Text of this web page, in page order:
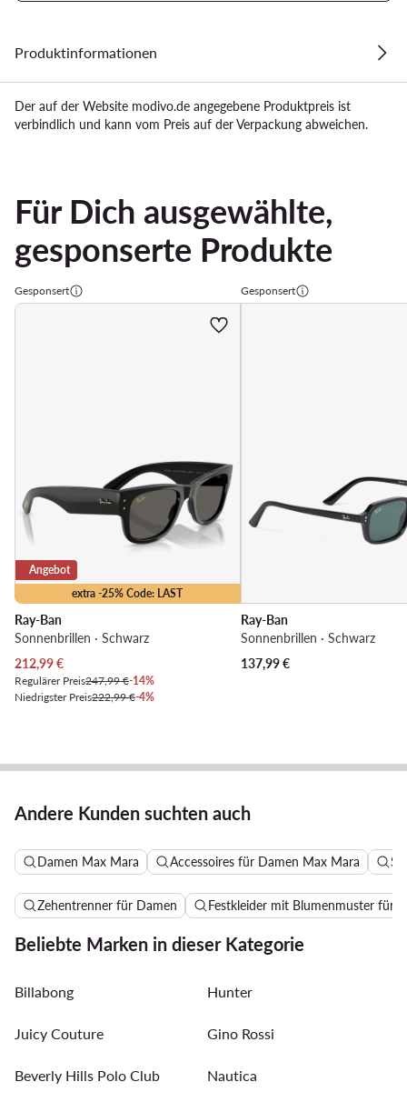
Produktinformationen
Der auf der Website modivo.de angegebene Produktpreis ist
verbindlich und kann vom Preis auf der Verpackung abweichen.
Für Dich ausgewählte,
gesponserte Produkte
Gesponsert
extra -25% Code: LAST
Angebot
Ray-Ban
Sonnenbrillen · Schwarz
Aktueller Preis
212,99€
Regulärer Preis247,99 €-14%
Niedrigster Preis222,99 €-4%
Gesponsert
Ray-Ban
Sonnenbrillen · Schwarz
137,99€
Andere Kunden suchten auch
Damen Max Mara Accessoires für Damen Max Mara
Zehentrenner für Damen Festkleider mit Blumenmuster für
Beliebte Marken in dieser Kategorie
Billabong Hunter
Juicy Couture Gino Rossi
Beverly Hills Polo Club Nautica